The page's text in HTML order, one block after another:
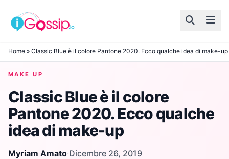
Skip to content
Home » Classic Blue è il colore Pantone 2020. Ecco qualche idea di make-up
MAKE UP
Classic Blue è il colore
Pantone 2020. Ecco qualche
idea di make-up
Myriam Amato·Dicembre 26, 2019